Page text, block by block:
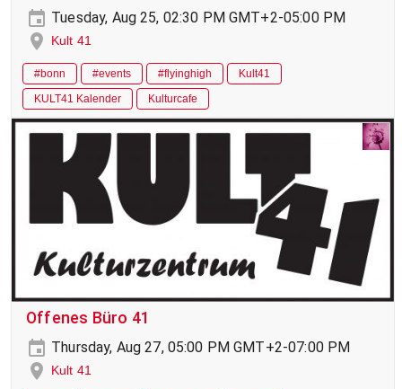
Tuesday, Aug 25, 02:30 PM GMT+2-05:00 PM
Kult 41
#bonn #events #flyinghigh
Kult41
KULT41 Kalender
Kulturcafe
Offenes Büro 41
Thursday, Aug 27, 05:00 PM GMT+2-07:00 PM
Kult 41